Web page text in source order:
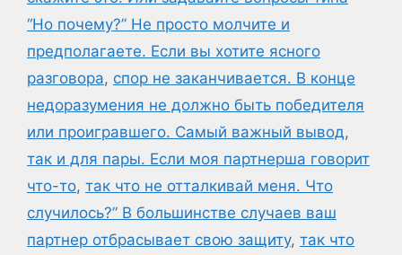
“Но почему?” Не просто молчите и
предполагаете. Если вы хотите ясного
разговора, спор не заканчивается. В конце
недоразумения не должно быть победителя
или проигравшего. Самый важный вывод,
так и для пары. Если моя партнерша говорит
что-то, так что не отталкивай меня. Что
случилось?” В большинстве случаев ваш
партнер отбрасывает свою защиту, так что